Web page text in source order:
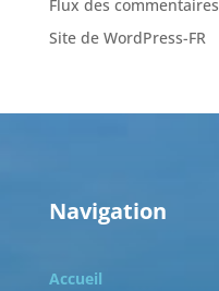
Flux des commentaires
Site de WordPress-FR
Navigation
Accueil